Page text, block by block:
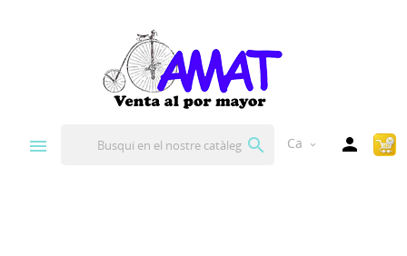
 Ca expand_more 